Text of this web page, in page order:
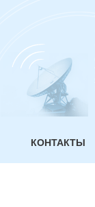
КОНТАКТЫ